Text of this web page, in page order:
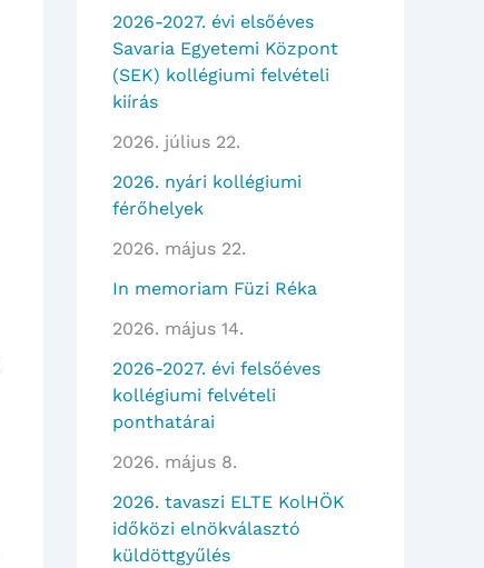
2026-2027. évi elsőéves
Savaria Egyetemi Központ
(SEK) kollégiumi felvételi
kiírás
2026. július 22.
2026. nyári kollégiumi
férőhelyek
2026. május 22.
In memoriam Füzi Réka
2026. május 14.
2026-2027. évi felsőéves
kollégiumi felvételi
ponthatárai
2026. május 8.
2026. tavaszi ELTE KolHÖK
időközi elnökválasztó
küldöttgyűlés